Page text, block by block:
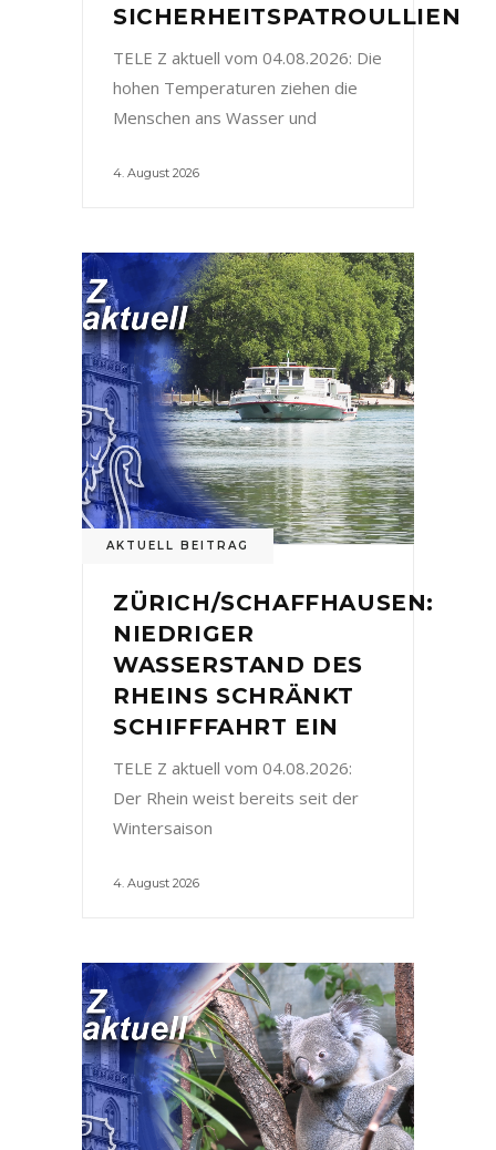
SICHERHEITSPATROULLIEN
TELE Z aktuell vom 04.08.2026: Die
hohen Temperaturen ziehen die
Menschen ans Wasser und
4. August 2026
AKTUELL BEITRAG
ZÜRICH/SCHAFFHAUSEN:
NIEDRIGER
WASSERSTAND DES
RHEINS SCHRÄNKT
SCHIFFFAHRT EIN
TELE Z aktuell vom 04.08.2026:
Der Rhein weist bereits seit der
Wintersaison
4. August 2026